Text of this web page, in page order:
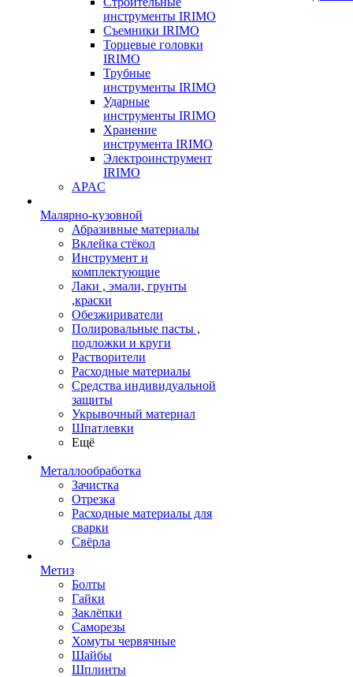
инструменты IRIMO
Съемники IRIMO
Торцевые головки
IRIMO
Трубные
инструменты IRIMO
Ударные
инструменты IRIMO
Хранение
инструмента IRIMO
Электроинструмент
IRIMO
APAC
Малярно-кузовной
Абразивные материалы
Вклейка стёкол
Инструмент и
комплектующие
Лаки , эмали, грунты
,краски
Обезжириватели
Полировальные пасты ,
подложки и круги
Растворители
Расходные материалы
Средства индивидуальной
защиты
Укрывочный материал
Шпатлевки
Ещё
Металлообработка
Зачистка
Отрезка
Расходные материалы для
сварки
Свёрла
Метиз
Болты
Гайки
Заклёпки
Саморезы
Хомуты червячные
Шайбы
Шплинты